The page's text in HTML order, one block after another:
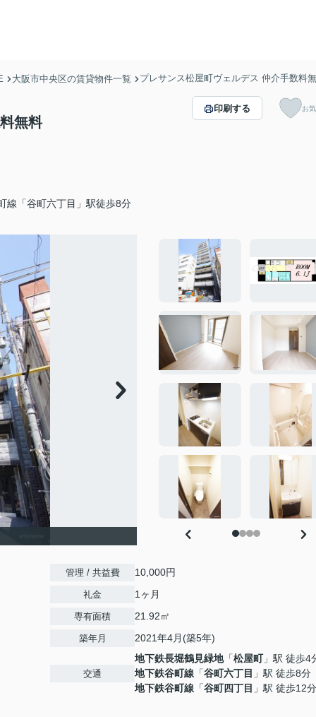
大阪市中央区の賃貸物件一覧 プレサンス松屋町ヴェルデス 仲介手数料
無料
線「谷町六丁目」駅徒歩8分
印刷する お
管理 / 共益費 10,000円
礼金 1ヶ月
専有面積 21.92㎡
築年月 2021年4月(築5年)
交通
地下鉄長堀鶴見緑地「松屋町」駅 徒歩4
地下鉄谷町線 「谷町六丁目 」駅 徒歩8分
地下鉄谷町線 「谷町四丁目 」駅 徒歩12分